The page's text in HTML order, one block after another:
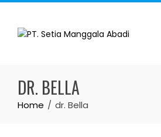
Skip
content
DR. BELLA
Home dr. Bella